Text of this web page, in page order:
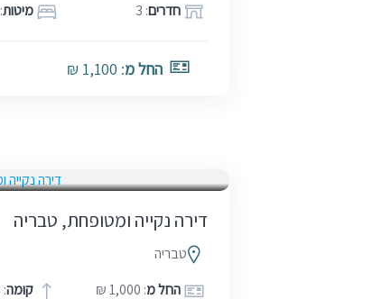
חדרים: 3 מיטות: 8
החל מ: 1,100 ₪
דירה נקייה ומטופחת, טבריה
טבריה
החל מ: 1,000 ₪ קומה: 3